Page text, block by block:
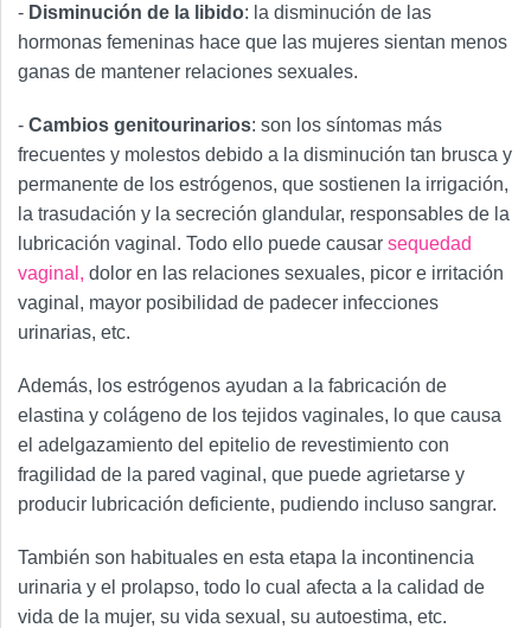
- Disminución de la libido: la disminución de las
hormonas femeninas hace que las mujeres sientan menos
ganas de mantener relaciones sexuales.
- Cambios genitourinarios: son los síntomas más
frecuentes y molestos debido a la disminución tan brusca y
permanente de los estrógenos, que sostienen la irrigación,
la trasudación y la secreción glandular, responsables de la
lubricación vaginal. Todo ello puede causar sequedad
vaginal, dolor en las relaciones sexuales, picor e irritación
vaginal, mayor posibilidad de padecer infecciones
urinarias, etc.
Además, los estrógenos ayudan a la fabricación de
elastina y colágeno de los tejidos vaginales, lo que causa
el adelgazamiento del epitelio de revestimiento con
fragilidad de la pared vaginal, que puede agrietarse y
producir lubricación deficiente, pudiendo incluso sangrar.
También son habituales en esta etapa la incontinencia
urinaria y el prolapso, todo lo cual afecta a la calidad de
vida de la mujer, su vida sexual, su autoestima, etc.